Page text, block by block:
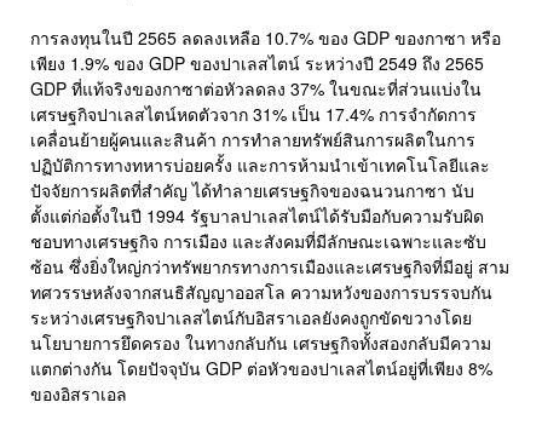
การลงทุนในปี 2565 ลดลงเหลือ 10.7% ของ GDP ของกาซา หรือ
เพียง 1.9% ของ GDP ของปาเลสไตน์ ระหว่างปี 2549 ถึง 2565
GDP ที่แท้จริงของกาซาต่อหัวลดลง 37% ในขณะที่ส่วนแบ่งใน
เศรษฐกิจปาเลสไตน์หดตัวจาก 31% เป็น 17.4% การจำกัดการ
เคลื่อนย้ายผู้คนและสินค้า การทำลายทรัพย์สินการผลิตในการ
ปฏิบัติการทางทหารบ่อยครั้ง และการห้ามนำเข้าเทคโนโลยีและ
ปัจจัยการผลิตที่สำคัญ ได้ทำลายเศรษฐกิจของฉนวนกาซา นับ
ตั้งแต่ก่อตั้งในปี 1994 รัฐบาลปาเลสไตน์ได้รับมือกับความรับผิด
ชอบทางเศรษฐกิจ การเมือง และสังคมที่มีลักษณะเฉพาะและซับ
ซ้อน ซึ่งยิ่งใหญ่กว่าทรัพยากรทางการเมืองและเศรษฐกิจที่มีอยู่ สาม
ทศวรรษหลังจากสนธิสัญญาออสโล ความหวังของการบรรจบกัน
ระหว่างเศรษฐกิจปาเลสไตน์กับอิสราเอลยังคงถูกขัดขวางโดย
นโยบายการยึดครอง ในทางกลับกัน เศรษฐกิจทั้งสองกลับมีความ
แตกต่างกัน โดยปัจจุบัน GDP ต่อหัวของปาเลสไตน์อยู่ที่เพียง 8%
ของอิสราเอล